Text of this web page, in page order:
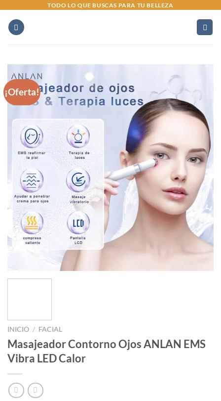
contenido
TODO LO QUE BUSCAS PARA TU BELLEZA
¡Oferta!
INICIO / FACIAL
Masajeador Contorno Ojos ANLAN EMS
Vibra LED Calor